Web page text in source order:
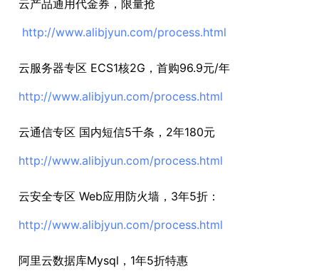
云产品通用代金券，限量抢
http://www.alibjyun.com/process.html
云服务器专区 ECS1核2G，首购96.9元/年
http://www.alibjyun.com/process.html
云通信专区 国内短信5千条，2年180元
http://www.alibjyun.com/process.html
云安全专区 Web应用防火墙，3年5折：
http://www.alibjyun.com/process.html
阿里云数据库Mysql，1年5折特惠